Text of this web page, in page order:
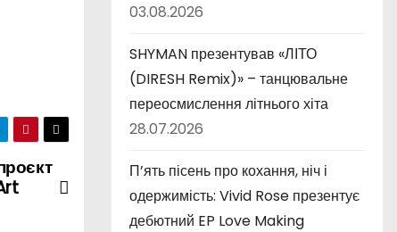
03.08.2026
SHYMAN презентував «ЛІТО
(DIRESH Remix)» – танцювальне
переосмислення літнього хіта
28.07.2026
П’ять пісень про кохання, ніч і
одержимість: Vivid Rose презентує
дебютний EP Love Making